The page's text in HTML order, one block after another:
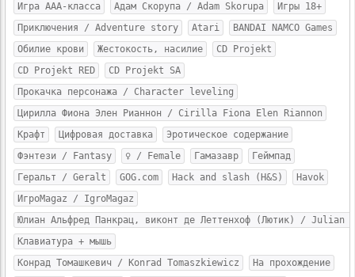
Игра AAA-класса
Адам Скорупа / Adam Skorupa
Игры 18+
Приключения / Adventure story
Atari
BANDAI NAMCO Games
Обилие крови
Жестокость, насилие
CD Projekt
CD Projekt RED
CD Projekt SA
Прокачка персонажа / Character leveling
Цирилла Фиона Элен Рианнон / Cirilla Fiona Elen Riannon
Крафт
Цифровая доставка
Эротическое содержание
Фэнтези / Fantasy
♀ / Female Гамазавр
Геймпад
Геральт / Geralt
GOG.com Hack and slash (H&S)
Havok
ИгроMagaz / IgroMagaz
Юлиан Альфред Панкрац, виконт де Леттенхоф (Лютик) /
Клавиатура + мышь
Конрад Томашкевич / Konrad Tomaszkiewicz
На прохождение